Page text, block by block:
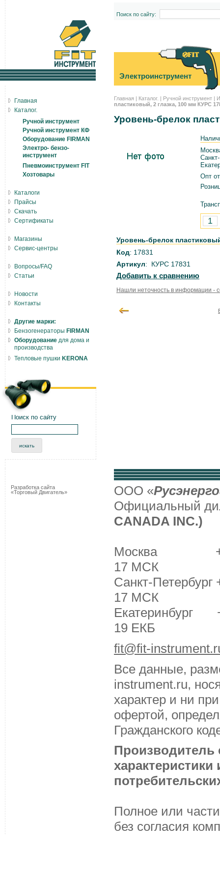
Поиск по сайту:
Электроинструмент
Главная | Каталог. | Ручной инструмент |
пластиковый, 2 глазка, 100 мм КУРС
Уровень-брелок
Опт
Уровень-брелок
Код: 17831
Артикул: КУРС 17831
Добавить к сравнению
Нашли неточность в информации -
Главная
Каталог.
Ручной инструмент
Ручной инструмент КФ
Оборудование FIRMAN
Электро- бензо-
инструмент
Пневмоинструмент FIT
Хозтовары
Каталоги
Прайсы
Скачать
Сертификаты
Магазины
Сервис-центры
Вопросы/FAQ
Статьи
Новости
Контакты
Другие марки:
Бензогенераторы FIRMAN
Оборудование для дома и
производства
Тепловые пушки KERONA
Поиск по сайту
Разработка сайта
«Торговый Двигатель»
ООО «
Официальный
CANADA INC.)
Москва +7
17 МСК
Санкт-
17 МСК
Екатеринбург
19 ЕКБ
fit@fit-
Все данные,
instrument.ru,
характер и ни
офертой,
Гражданского
Производитель
Полное или
без согласия